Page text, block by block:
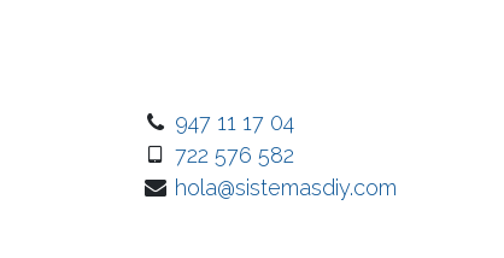
947 11 17 04
722 576 582
hola@sistemasdiy.com